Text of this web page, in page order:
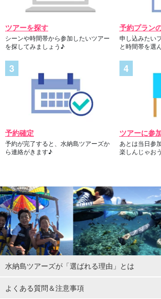
ツアーを探す
シーンや時間帯から参加したいツアー
を探してみましょう♪
予約プラン
申し込みたい
と時間帯を選
予約確定
予約が完了すると、水納島ツアーズか
ら連絡がきます♪
ツアーに参
あとは当日参
楽しんじゃお
水納島ツアーズが「選ばれる理由」とは
よくある質問＆注意事項